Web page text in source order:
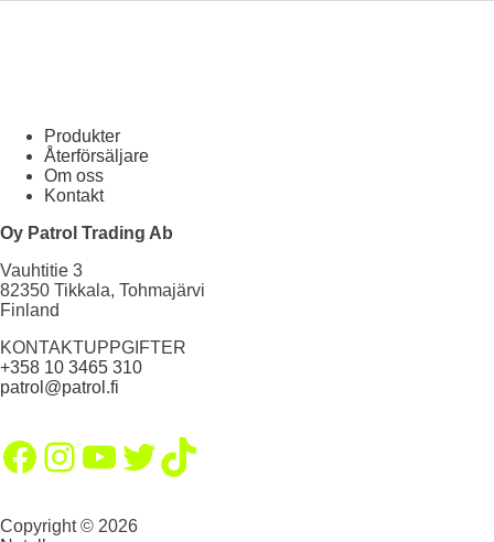
Produkter
Återförsäljare
Om oss
Kontakt
Oy Patrol Trading Ab
Vauhtitie 3
82350 Tikkala, Tohmajärvi
Finland
KONTAKTUPPGIFTER
+358 10 3465 310
patrol@patrol.fi
Facebook
Instagram
YouTube
Twitter
TikTok
Copyright © 2026